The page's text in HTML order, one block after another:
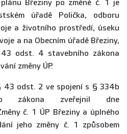
Březiny po změně č. 1 je
úřadě Polička, odboru
a životního prostředí, úseku
a na Obecním úřadě Březiny,
odst. 4 stavebního zákona
změny ÚP.
43 odst. 2 ve spojení s § 334b
zákona zveřejnil dne
č. 1 ÚP Březiny a úplného
jeho změny č. 1 způsobem